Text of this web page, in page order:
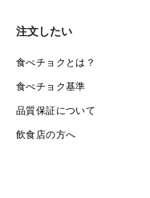
注文したい
食べチョクとは？
食べチョク基準
品質保証について
飲食店の方へ